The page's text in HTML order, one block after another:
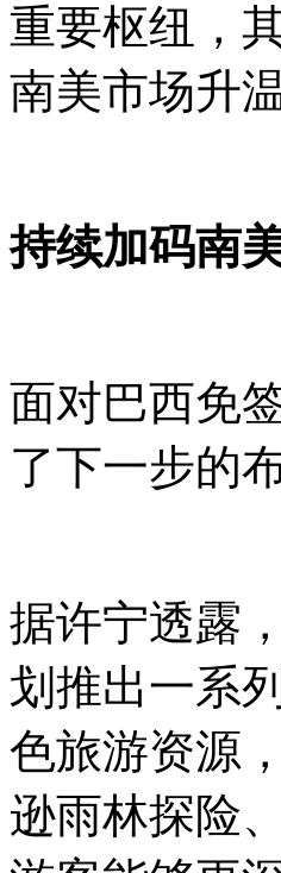
重要枢纽，
南美市场升温
持续加码南
面对巴西免
了下一步的
据许宁透露
划推出一系
色旅游资源
逊雨林探险